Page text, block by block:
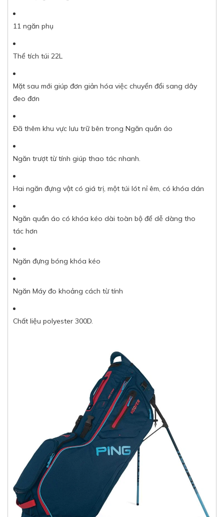
11 ngăn phụ
Thể tích túi 22L
Mặt sau mới giúp đơn giản hóa việc chuyển đổi sang dây
đeo đơn
Đã thêm khu vực lưu trữ bên trong Ngăn quần áo
Ngăn trượt từ tính giúp thao tác nhanh.
Hai ngăn đựng vật có giá trị, một túi lót nỉ êm, có khóa dán
Ngăn quần áo có khóa kéo dài toàn bộ để dễ dàng tho
tác hơn
Ngăn đựng bóng khóa kéo
Ngăn Máy đo khoảng cách từ tính
Chất liệu polyester 300D.